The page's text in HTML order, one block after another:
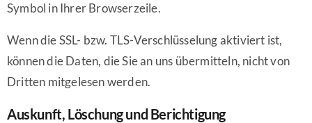
Symbol in Ihrer Browserzeile.
Wenn die SSL- bzw. TLS-Verschlüsselung aktiviert ist,
können die Daten, die Sie an uns übermitteln, nicht von
Dritten mitgelesen werden.
Auskunft, Löschung und Berichtigung